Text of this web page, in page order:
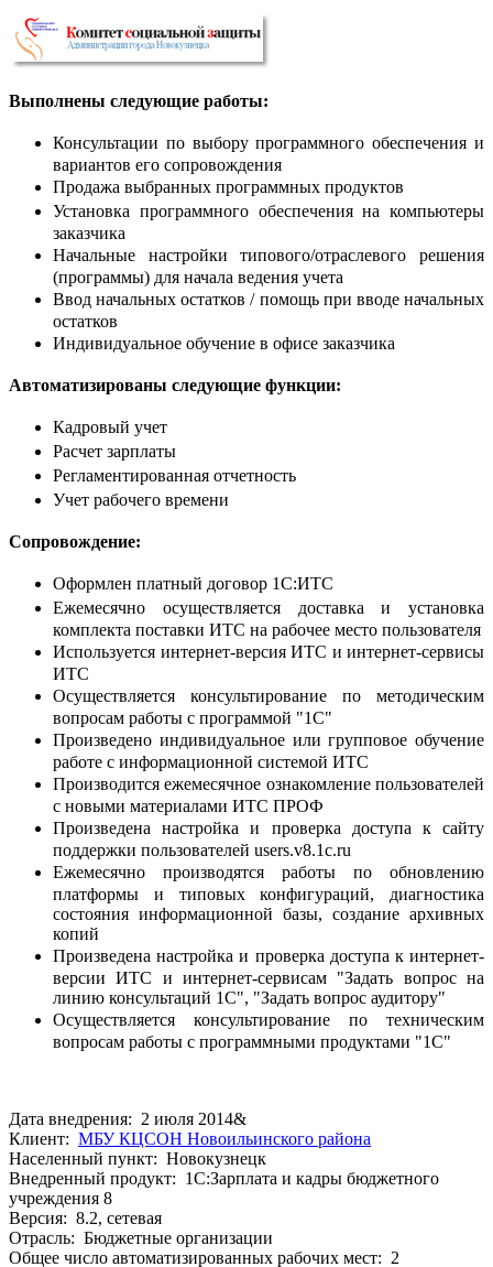
Выполнены следующие работы:
Консультации по выбору программного обеспечения и
вариантов его сопровождения
Продажа выбранных программных продуктов
Установка программного обеспечения на компьютеры
заказчика
Начальные настройки типового/отраслевого решения
(программы) для начала ведения учета
Ввод начальных остатков / помощь при вводе начальных
остатков
Индивидуальное обучение в офисе заказчика
Автоматизированы следующие функции:
Кадровый учет
Расчет зарплаты
Регламентированная отчетность
Учет рабочего времени
Сопровождение:
Оформлен платный договор 1С:ИТС
Ежемесячно осуществляется доставка и установка
комплекта поставки ИТС на рабочее место пользователя
Используется интернет-версия ИТС и интернет-сервисы
ИТС
Осуществляется консультирование по методическим
вопросам работы с программой "1С"
Произведено индивидуальное или групповое обучение
работе с информационной системой ИТС
Производится ежемесячное ознакомление пользователей
с новыми материалами ИТС ПРОФ
Произведена настройка и проверка доступа к сайту
поддержки пользователей users.v8.1c.ru
Ежемесячно производятся работы по обновлению
платформы и типовых конфигураций, диагностика
состояния информационной базы, создание архивных
копий
Произведена настройка и проверка доступа к интернет-
версии ИТС и интернет-сервисам "Задать вопрос на
линию консультаций 1С", "Задать вопрос аудитору"
Осуществляется консультирование по техническим
вопросам работы с программными продуктами "1С"
Дата внедрения: 2 июля 2014&
Клиент: МБУ КЦСОН Новоильинского района
Населенный пункт: Новокузнецк
Внедренный продукт: 1С:Зарплата и кадры бюджетного
учреждения 8
Версия: 8.2, сетевая
Отрасль: Бюджетные организации
Общее число автоматизированных рабочих мест: 2